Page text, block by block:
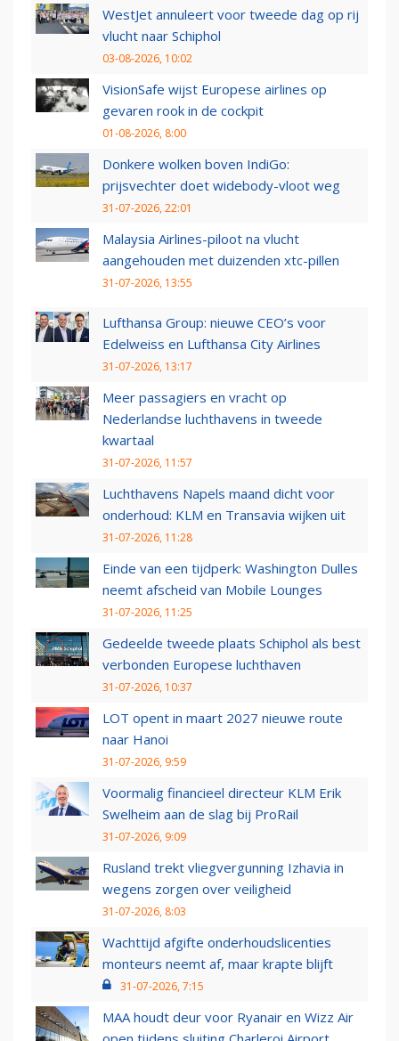
WestJet annuleert voor tweede dag op rij
vlucht naar Schiphol
03-08-2026, 10:02
VisionSafe wijst Europese airlines op
gevaren rook in de cockpit
01-08-2026, 8:00
Donkere wolken boven IndiGo:
prijsvechter doet widebody-vloot weg
31-07-2026, 22:01
Malaysia Airlines-piloot na vlucht
aangehouden met duizenden xtc-pillen
31-07-2026, 13:55
Lufthansa Group: nieuwe CEO’s voor
Edelweiss en Lufthansa City Airlines
31-07-2026, 13:17
Meer passagiers en vracht op
Nederlandse luchthavens in tweede
kwartaal
31-07-2026, 11:57
Luchthavens Napels maand dicht voor
onderhoud: KLM en Transavia wijken uit
31-07-2026, 11:28
Einde van een tijdperk: Washington Dulles
neemt afscheid van Mobile Lounges
31-07-2026, 11:25
Gedeelde tweede plaats Schiphol als best
verbonden Europese luchthaven
31-07-2026, 10:37
LOT opent in maart 2027 nieuwe route
naar Hanoi
31-07-2026, 9:59
Voormalig financieel directeur KLM Erik
Swelheim aan de slag bij ProRail
31-07-2026, 9:09
Rusland trekt vliegvergunning Izhavia in
wegens zorgen over veiligheid
31-07-2026, 8:03
Wachttijd afgifte onderhoudslicenties
monteurs neemt af, maar krapte blijft
31-07-2026, 7:15
MAA houdt deur voor Ryanair en Wizz Air